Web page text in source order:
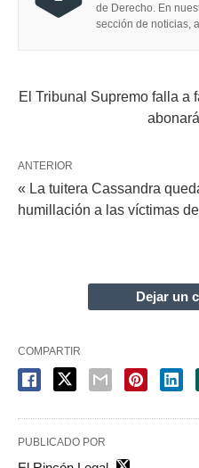
de Derecho. En
sección de noticias,
El Tribunal Supremo falla a
ANTERIOR
« La tuitera Cassandra
humillación a las víctimas
Dejar un
COMPARTIR
PUBLICADO POR